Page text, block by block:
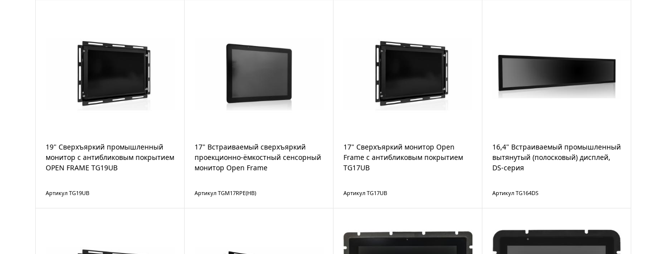
19" Сверхъяркий промышленный
монитор с антибликовым покрытием
OPEN FRAME TG19UB
Артикул TG19UB
17" Встраиваемый сверхъяркий
проекционно-ёмкостный сенсорный
монитор Open Frame
Артикул TGM17RPE(HB)
17" Сверхъяркий монитор Open
Frame с антибликовым покрытием
TG17UB
Артикул TG17UB
16,4" Встраиваемый промышленный
вытянутый (полосковый) дисплей,
DS-серия
Артикул TG164DS